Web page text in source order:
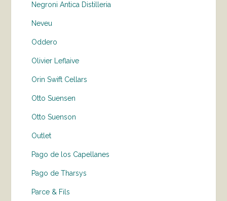
Negroni Antica Distilleria
Neveu
Oddero
Olivier Leflaive
Orin Swift Cellars
Otto Suensen
Otto Suenson
Outlet
Pago de los Capellanes
Pago de Tharsys
Parce & Fils